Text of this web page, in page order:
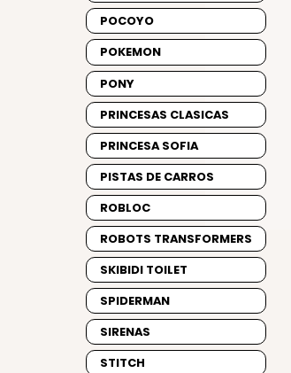
POCOYO
POKEMON
PONY
PRINCESAS CLASICAS
PRINCESA SOFIA
PISTAS DE CARROS
ROBLOC
ROBOTS TRANSFORMERS
SKIBIDI TOILET
SPIDERMAN
SIRENAS
STITCH